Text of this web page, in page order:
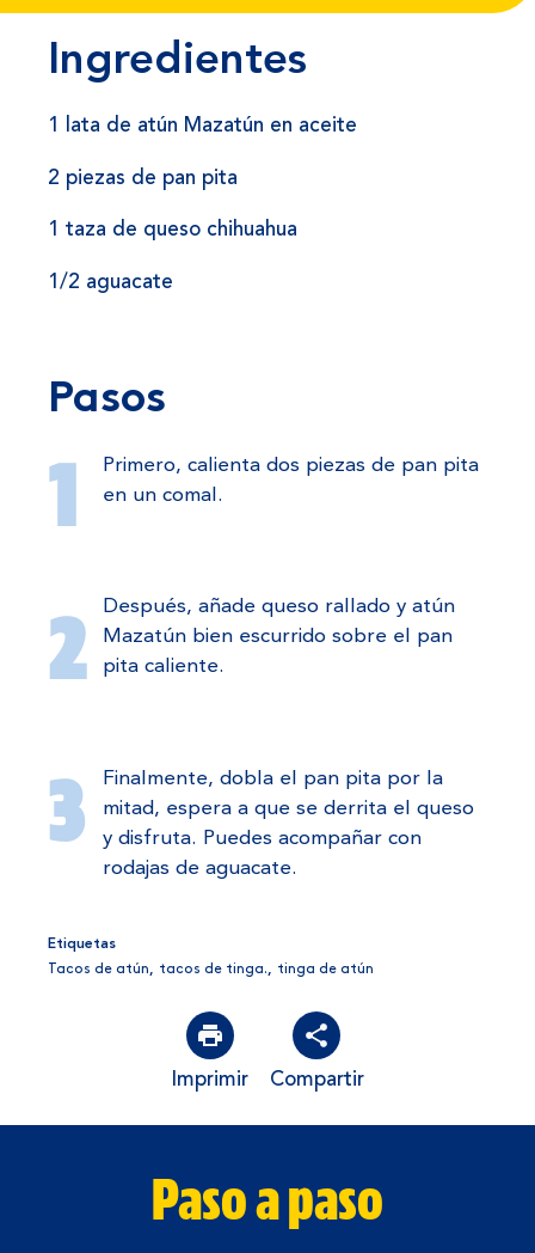
Ingredientes
1 lata de atún Mazatún en aceite
2 piezas de pan pita
1 taza de queso chihuahua
1/2 aguacate
Pasos
Primero, calienta dos piezas de pan pita
en un comal.
Después, añade queso rallado y atún
Mazatún bien escurrido sobre el pan
pita caliente.
Finalmente, dobla el pan pita por la
mitad, espera a que se derrita el queso
y disfruta. Puedes acompañar con
rodajas de aguacate.
Etiquetas
Tacos de atún, tacos de tinga., tinga de atún
Imprimir Compartir
Paso a paso